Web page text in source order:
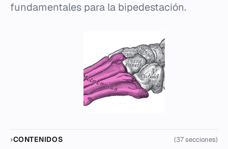
fundamentales para la bipedestación.
CONTENIDOS (37 secciones)